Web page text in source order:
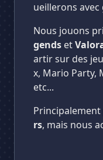
ueillerons
Nous jouons
gends et
artir sur des
x, Mario Party,
etc...
rs, mais nous